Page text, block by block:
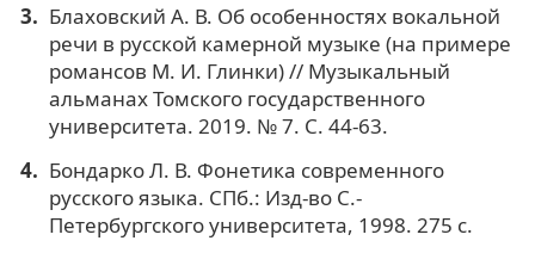
Блаховский А. В. Об особенностях вокальной
речи в русской камерной музыке (на примере
романсов М. И. Глинки) // Музыкальный
альманах Томского государственного
университета. 2019. № 7. С. 44-63.
Бондарко Л. В. Фонетика современного
русского языка. СПб.: Изд-во С.-
Петербургского университета, 1998. 275 с.